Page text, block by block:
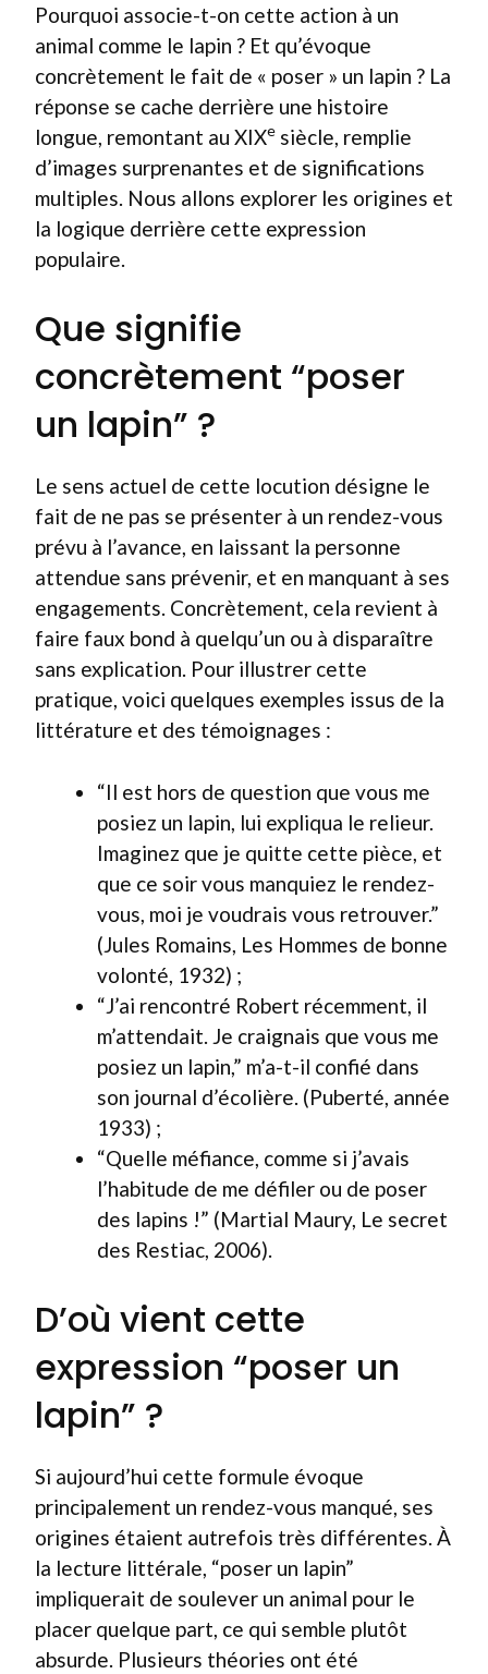
Pourquoi associe-t-on cette action à un
animal comme le lapin ? Et qu’évoque
concrètement le fait de « poser » un lapin ? La
réponse se cache derrière une histoire
longue, remontant au XIXe siècle, remplie
d’images surprenantes et de significations
multiples. Nous allons explorer les origines et
la logique derrière cette expression
populaire.
Que signifie
concrètement “poser
un lapin” ?
Le sens actuel de cette locution désigne le
fait de ne pas se présenter à un rendez-vous
prévu à l’avance, en laissant la personne
attendue sans prévenir, et en manquant à ses
engagements. Concrètement, cela revient à
faire faux bond à quelqu’un ou à disparaître
sans explication. Pour illustrer cette
pratique, voici quelques exemples issus de la
littérature et des témoignages :
“Il est hors de question que vous me
posiez un lapin, lui expliqua le relieur.
Imaginez que je quitte cette pièce, et
que ce soir vous manquiez le rendez-
vous, moi je voudrais vous retrouver.”
(Jules Romains, Les Hommes de bonne
volonté, 1932) ;
“J’ai rencontré Robert récemment, il
m’attendait. Je craignais que vous me
posiez un lapin,” m’a-t-il confié dans
son journal d’écolière. (Puberté, année
1933) ;
“Quelle méfiance, comme si j’avais
l’habitude de me défiler ou de poser
des lapins !” (Martial Maury, Le secret
des Restiac, 2006).
D’où vient cette
expression “poser un
lapin” ?
Si aujourd’hui cette formule évoque
principalement un rendez-vous manqué, ses
origines étaient autrefois très différentes. À
la lecture littérale, “poser un lapin”
impliquerait de soulever un animal pour le
placer quelque part, ce qui semble plutôt
absurde. Plusieurs théories ont été